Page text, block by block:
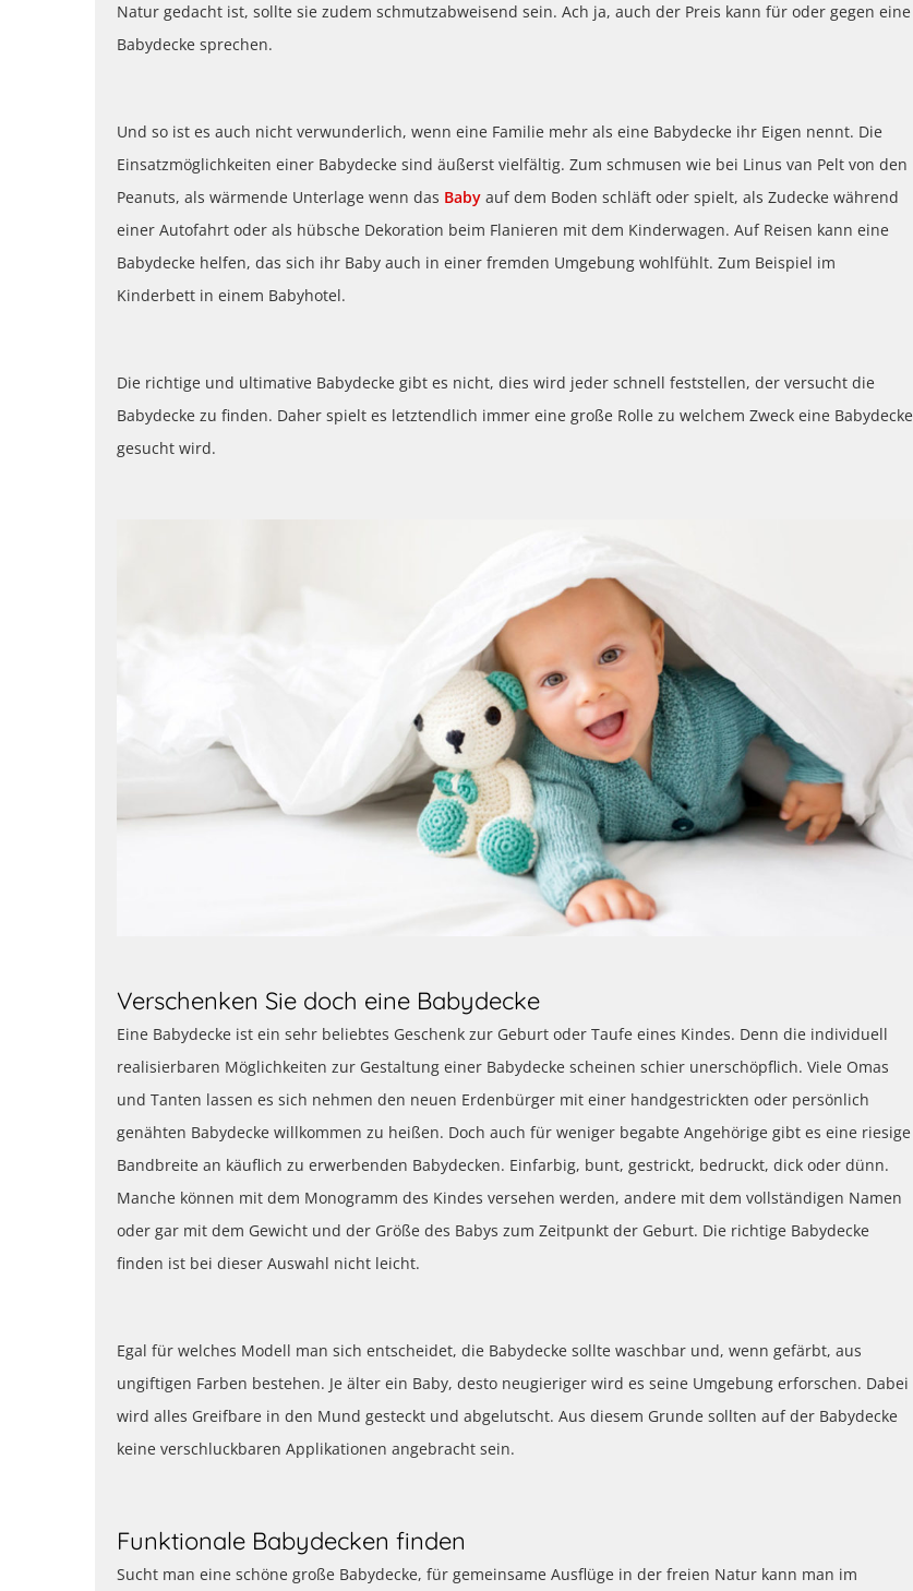
Natur gedacht ist, sollte sie zudem schmutzabweisend sein. Ach ja, auch der Preis kann für oder gegen eine
Babydecke sprechen.
Und so ist es auch nicht verwunderlich, wenn eine Familie mehr als eine Babydecke ihr Eigen nennt. Die
Einsatzmöglichkeiten einer Babydecke sind äußerst vielfältig. Zum schmusen wie bei Linus van Pelt von den
Peanuts, als wärmende Unterlage wenn das Baby auf dem Boden schläft oder spielt, als Zudecke während
einer Autofahrt oder als hübsche Dekoration beim Flanieren mit dem Kinderwagen. Auf Reisen kann eine
Babydecke helfen, das sich ihr Baby auch in einer fremden Umgebung wohlfühlt. Zum Beispiel im
Kinderbett in einem Babyhotel.
Die richtige und ultimative Babydecke gibt es nicht, dies wird jeder schnell feststellen, der versucht die
Babydecke zu finden. Daher spielt es letztendlich immer eine große Rolle zu welchem Zweck eine Babydecke
gesucht wird.
Verschenken Sie doch eine Babydecke
Eine Babydecke ist ein sehr beliebtes Geschenk zur Geburt oder Taufe eines Kindes. Denn die individuell
realisierbaren Möglichkeiten zur Gestaltung einer Babydecke scheinen schier unerschöpflich. Viele Omas
und Tanten lassen es sich nehmen den neuen Erdenbürger mit einer handgestrickten oder persönlich
genähten Babydecke willkommen zu heißen. Doch auch für weniger begabte Angehörige gibt es eine riesige
Bandbreite an käuflich zu erwerbenden Babydecken. Einfarbig, bunt, gestrickt, bedruckt, dick oder dünn.
Manche können mit dem Monogramm des Kindes versehen werden, andere mit dem vollständigen Namen
oder gar mit dem Gewicht und der Größe des Babys zum Zeitpunkt der Geburt. Die richtige Babydecke
finden ist bei dieser Auswahl nicht leicht.
Egal für welches Modell man sich entscheidet, die Babydecke sollte waschbar und, wenn gefärbt, aus
ungiftigen Farben bestehen. Je älter ein Baby, desto neugieriger wird es seine Umgebung erforschen. Dabei
wird alles Greifbare in den Mund gesteckt und abgelutscht. Aus diesem Grunde sollten auf der Babydecke
keine verschluckbaren Applikationen angebracht sein.
Funktionale Babydecken finden
Sucht man eine schöne große Babydecke, für gemeinsame Ausflüge in der freien Natur kann man im